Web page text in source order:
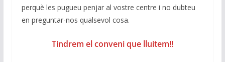
perquè les pugueu penjar al vostre centre i no dubteu
en preguntar-nos qualsevol cosa.
Tindrem el conveni que lluitem!!